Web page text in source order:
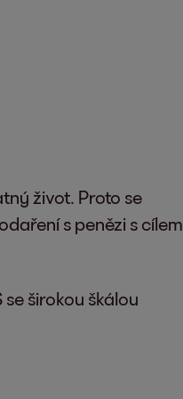
život. Proto se
s penězi s cílem
širokou škálou